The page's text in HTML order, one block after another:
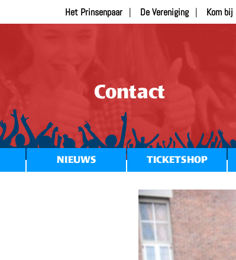
Contact
Het Prinsenpaar De Vereniging Kom bij
NIEUWS TICKETSHOP